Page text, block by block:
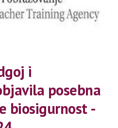
i
posebna
biosigurnost -